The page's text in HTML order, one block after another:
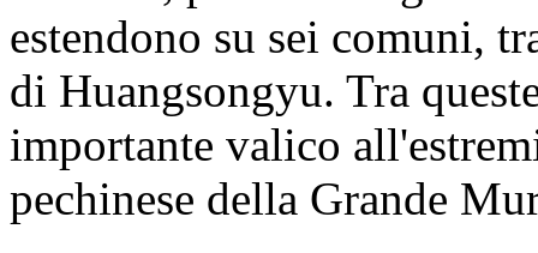
estendono su sei comuni,
di Huangsongyu. Tra
importante valico
pechinese della Grande